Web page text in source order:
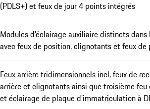
(PDLS+) et feux de jour 4 points intégrés
Modules d’éclairage auxiliaire distincts
avec feux de position, clignotants et feux
Feux arrière tridimensionnels incl. feux de
arrière et clignotants ainsi que troisième feu
et éclairage de plaque d’immatriculation à